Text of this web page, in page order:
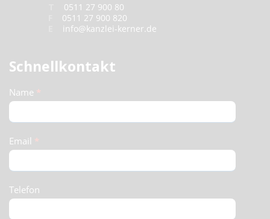
0511 27 900 80
0511 27 900 820
info@kanzlei-kerner.de
Schnellkontakt
Schnellkontakt
(Footer)
Name *
Email *
Telefon